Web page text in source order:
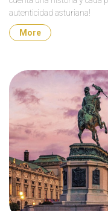
autenticidad asturiana!
More